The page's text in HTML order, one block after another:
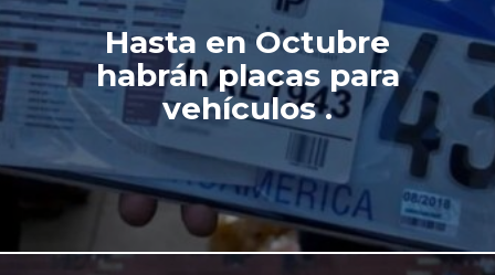
Hasta en Octubre
habrán placas para
vehículos .